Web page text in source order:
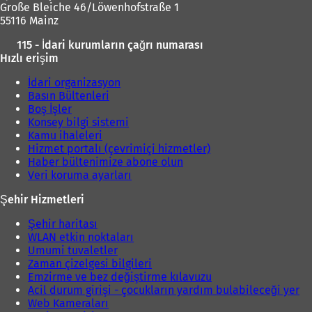
Große Bleiche 46/Löwenhofstraße 1
55116 Mainz
115 - İdari kurumların çağrı numarası
Hızlı erişim
İdari organizasyon
Basın Bültenleri
Boş İşler
Konsey bilgi sistemi
Kamu ihaleleri
Hizmet portalı (çevrimiçi hizmetler)
Haber bültenimize abone olun
Veri koruma ayarları
Şehir Hizmetleri
Şehir haritası
WLAN etkin noktaları
Umumi tuvaletler
Zaman çizelgesi bilgileri
Emzirme ve bez değiştirme kılavuzu
Acil durum girişi - çocukların yardım bulabileceği yer
Web Kameraları